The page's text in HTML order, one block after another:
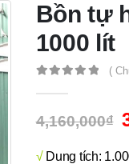
Bồn tự
1000 lít
(
4,160,000₫
√Dung tích: